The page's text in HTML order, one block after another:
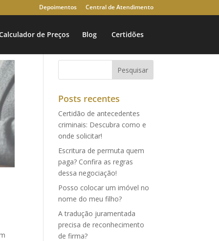
Depoimentos Central de Atendimento
de Preços Blog Certidões
Posts recentes
Certidão de antecedentes
criminais: Descubra como e
onde solicitar!
Escritura de permuta quem
paga? Confira as regras
dessa negociação!
Posso colocar um imóvel no
nome do meu filho?
A tradução juramentada
precisa de reconhecimento
de firma?